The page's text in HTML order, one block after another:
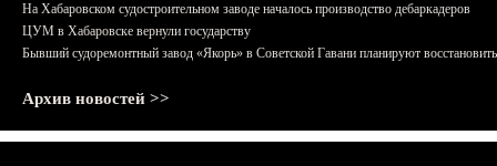
На Хабаровском судостроительном заводе началось производство дебаркадеров
ЦУМ в Хабаровске вернули государству
Бывший судоремонтный завод «Якорь» в Советской Гавани планируют восстановить
Архив новостей >>